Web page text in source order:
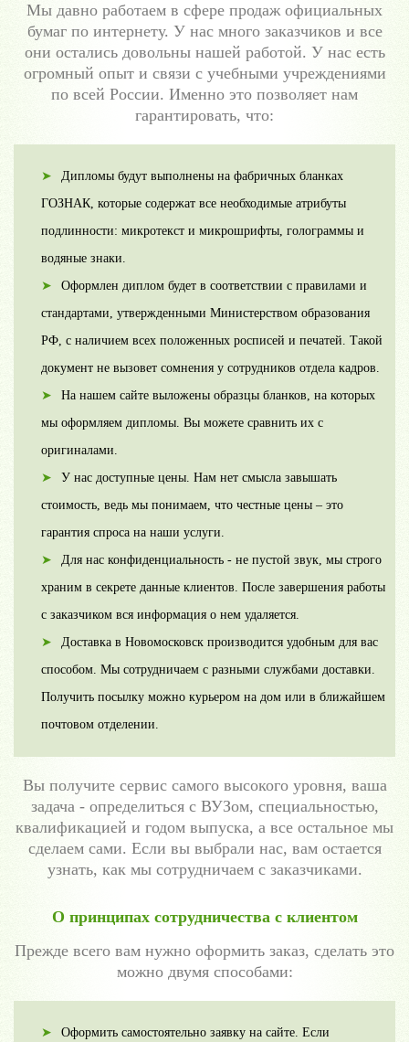
Мы давно работаем в сфере продаж официальных
бумаг по интернету. У нас много заказчиков и все
они остались довольны нашей работой. У нас есть
огромный опыт и связи с учебными учреждениями
по всей России. Именно это позволяет нам
гарантировать, что:
Дипломы будут выполнены на фабричных бланках
ГОЗНАК, которые содержат все необходимые атрибуты
подлинности: микротекст и микрошрифты, голограммы и
водяные знаки.
Оформлен диплом будет в соответствии с правилами и
стандартами, утвержденными Министерством образования
РФ, с наличием всех положенных росписей и печатей. Такой
документ не вызовет сомнения у сотрудников отдела кадров.
На нашем сайте выложены образцы бланков, на которых
мы оформляем дипломы. Вы можете сравнить их с
оригиналами.
У нас доступные цены. Нам нет смысла завышать
стоимость, ведь мы понимаем, что честные цены – это
гарантия спроса на наши услуги.
Для нас конфиденциальность - не пустой звук, мы строго
храним в секрете данные клиентов. После завершения работы
с заказчиком вся информация о нем удаляется.
Доставка в Новомосковск производится удобным для вас
способом. Мы сотрудничаем с разными службами доставки.
Получить посылку можно курьером на дом или в ближайшем
почтовом отделении.
Вы получите сервис самого высокого уровня, ваша
задача - определиться с ВУЗом, специальностью,
квалификацией и годом выпуска, а все остальное мы
сделаем сами. Если вы выбрали нас, вам остается
узнать, как мы сотрудничаем с заказчиками.
О принципах сотрудничества с клиентом
Прежде всего вам нужно оформить заказ, сделать это
можно двумя способами:
Оформить самостоятельно заявку на сайте. Если